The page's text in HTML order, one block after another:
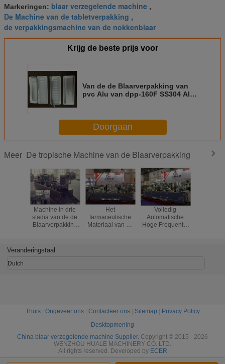
Markeringen: blaar verzegelende machine ,
De Machine van de tabletverpakking ,
de verpakkingsmachine van de nokkenblaar
Krijg de beste prijs voor
Van de de Blaarverpakking van
pvc Alu van dpp-160F SS304 Alu
Doorgaan
Meer De tropische Machine van de Blaarverpakking
Machine in drie
stadia van de de
Blaarverpakking
Voedsel en
Geneeskunde
Het
farmaceutische
Materiaal van de
Volledig
Automatische
Hoge Frequentie
Veranderingstaal
Dutch
Thuis| Ongeveer ons| Contacteer ons| Sitemap
Privacy Policy
Desktopmening
China blaar verzegelende machine Supplier. Copyright © 2015 - 2026
WENZHOU HUALE MACHINERY CO.,LTD.
All rights reserved. Developed by ECER